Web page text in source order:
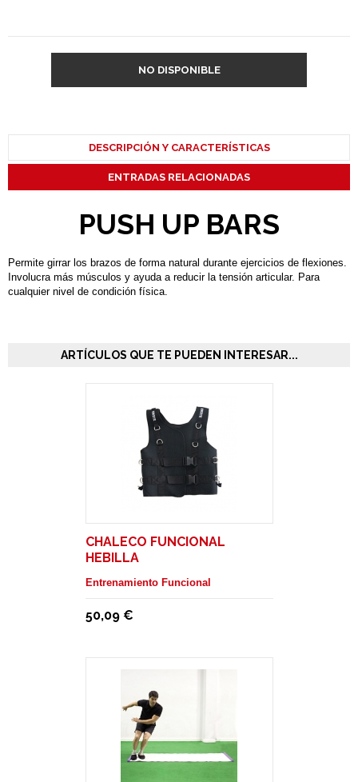
NO DISPONIBLE
DESCRIPCIÓN Y CARACTERÍSTICAS
ENTRADAS RELACIONADAS
PUSH UP BARS
Permite girrar los brazos de forma natural durante ejercicios de flexiones.
Involucra más músculos y ayuda a reducir la tensión articular. Para
cualquier nivel de condición física.
ARTÍCULOS QUE TE PUEDEN INTERESAR...
CHALECO FUNCIONAL
HEBILLA
Entrenamiento Funcional
50,09 €